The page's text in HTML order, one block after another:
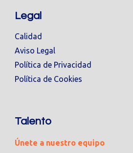
Legal
Calidad
Aviso Legal
Política de Privacidad
Política de Cookies
Talento
Únete a nuestro equipo